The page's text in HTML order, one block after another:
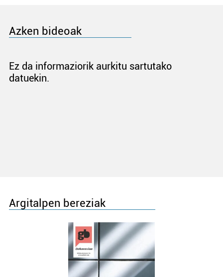
Azken bideoak
Ez da informaziorik aurkitu sartutako
datuekin.
Argitalpen bereziak